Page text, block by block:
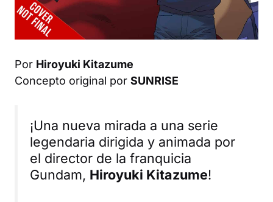
Por Hiroyuki Kitazume
Concepto original por SUNRISE
¡Una nueva mirada a una serie
legendaria dirigida y animada por
el director de la franquicia
Gundam, Hiroyuki Kitazume!